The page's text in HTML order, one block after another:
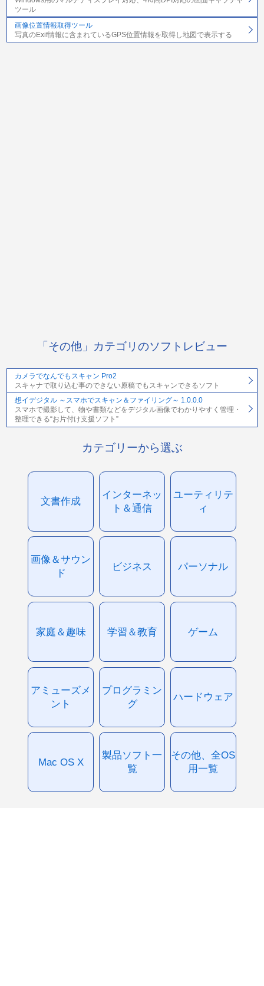
ツール
画像位置情報取得ツール
写真のExif情報に含まれているGPS位置情報を取得し地図で表示する
「その他」カテゴリのソフトレビュー
カメラでなんでもスキャン Pro2
スキャナで取り込む事のできない原稿でもスキャンできるソフト
想イデジタル ～スマホでスキャン＆ファイリング～ 1.0.0.0
スマホで撮影して、物や書類などをデジタル画像でわかりやすく管理・
整理できる“お片付け支援ソフト”
カテゴリーから選ぶ
文書作成
インターネッ
ト＆通信
ユーティリテ
ィ
画像＆サウン
ド
ビジネス パーソナル
家庭＆趣味 学習＆教育 ゲーム
アミューズメ
ント
プログラミン
グ
ハードウェア
Mac OS X
製品ソフト一
覧
その他、全OS
用一覧